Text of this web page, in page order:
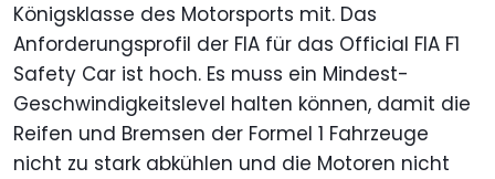
Königsklasse des Motorsports mit. Das
Anforderungsprofil der FIA für das Official FIA F1
Safety Car ist hoch. Es muss ein Mindest-
Geschwindigkeitslevel halten können, damit die
Reifen und Bremsen der Formel 1 Fahrzeuge
nicht zu stark abkühlen und die Motoren nicht